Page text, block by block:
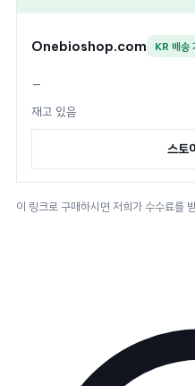
Onebioshop.com KR 배송
—
재고 있음
스토
이 링크로 구매하시면 저희가 수수료를